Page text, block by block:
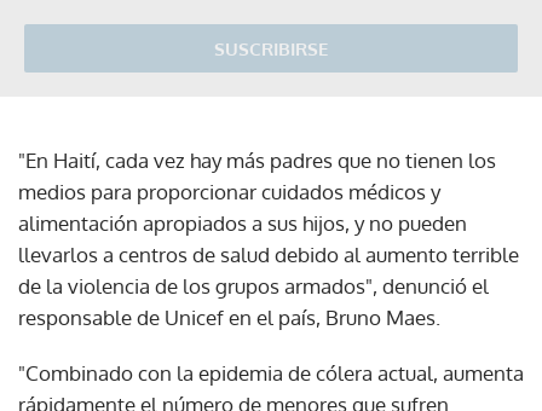
SUSCRIBIRSE
"En Haití, cada vez hay más padres que no tienen los
medios para proporcionar cuidados médicos y
alimentación apropiados a sus hijos, y no pueden
llevarlos a centros de salud debido al aumento terrible
de la violencia de los grupos armados", denunció el
responsable de Unicef en el país, Bruno Maes.
"Combinado con la epidemia de cólera actual, aumenta
rápidamente el número de menores que sufren